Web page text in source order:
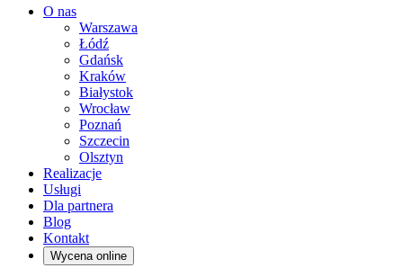
O nas
Warszawa
Łódź
Gdańsk
Kraków
Białystok
Wrocław
Poznań
Szczecin
Olsztyn
Realizacje
Usługi
Dla partnera
Blog
Kontakt
Wycena online